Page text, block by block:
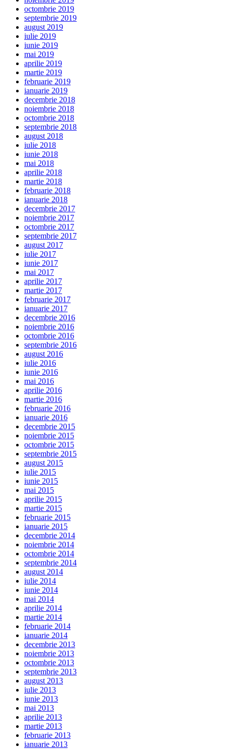
octombrie 2019
septembrie 2019
august 2019
iulie 2019
iunie 2019
mai 2019
aprilie 2019
martie 2019
februarie 2019
ianuarie 2019
decembrie 2018
noiembrie 2018
octombrie 2018
septembrie 2018
august 2018
iulie 2018
iunie 2018
mai 2018
aprilie 2018
martie 2018
februarie 2018
ianuarie 2018
decembrie 2017
noiembrie 2017
octombrie 2017
septembrie 2017
august 2017
iulie 2017
iunie 2017
mai 2017
aprilie 2017
martie 2017
februarie 2017
ianuarie 2017
decembrie 2016
noiembrie 2016
octombrie 2016
septembrie 2016
august 2016
iulie 2016
iunie 2016
mai 2016
aprilie 2016
martie 2016
februarie 2016
ianuarie 2016
decembrie 2015
noiembrie 2015
octombrie 2015
septembrie 2015
august 2015
iulie 2015
iunie 2015
mai 2015
aprilie 2015
martie 2015
februarie 2015
ianuarie 2015
decembrie 2014
noiembrie 2014
octombrie 2014
septembrie 2014
august 2014
iulie 2014
iunie 2014
mai 2014
aprilie 2014
martie 2014
februarie 2014
ianuarie 2014
decembrie 2013
noiembrie 2013
octombrie 2013
septembrie 2013
august 2013
iulie 2013
iunie 2013
mai 2013
aprilie 2013
martie 2013
februarie 2013
ianuarie 2013